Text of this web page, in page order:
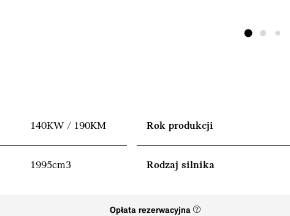
140KW / 190KM
1995cm3
Rok produkcji
Rodzaj silnika
Opłata rezerwacyjna (nowe okno)